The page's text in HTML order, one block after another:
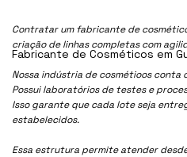
Contratar um fabricante de
criação de linhas completas com
Nossa indústria de cosmétioos
Possui laboratórios de testes e
Isso garante que cada lote seja
estabelecidos.
Essa estrutura permite atender
Fabricante de Cosméticos em